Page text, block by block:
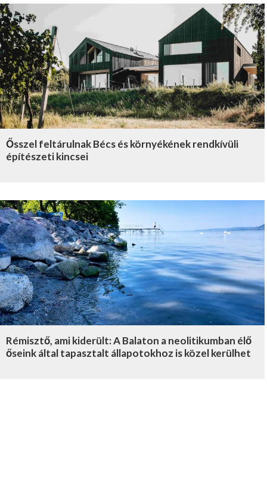
Ősszel feltárulnak Bécs és környékének rendkívüli
építészeti kincsei
Rémisztő, ami kiderült: A Balaton a neolitikumban élő
őseink által tapasztalt állapotokhoz is közel kerülhet